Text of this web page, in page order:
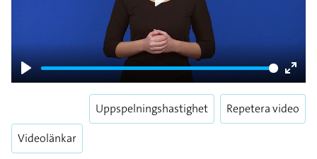
Play
Enter
Videolänkar
Uppspelningshastighet Repetera video